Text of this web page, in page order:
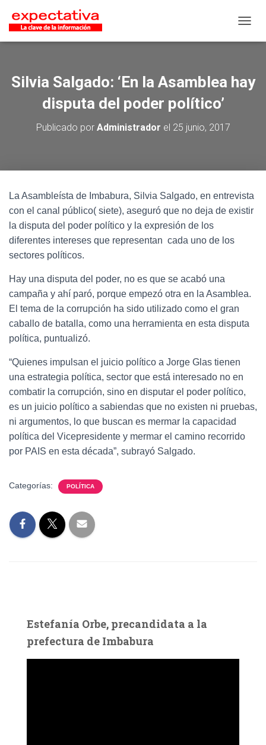
Silvia Salgado: ‘En la Asamblea hay
disputa del poder político’
Publicado por Administrador el 25 junio, 2017
La Asambleísta de Imbabura, Silvia Salgado, en entrevista
con el canal público( siete), aseguró que no deja de existir
la disputa del poder político y la expresión de los
diferentes intereses que representan cada uno de los
sectores políticos.
Hay una disputa del poder, no es que se acabó una
campaña y ahí paró, porque empezó otra en la Asamblea.
El tema de la corrupción ha sido utilizado como el gran
caballo de batalla, como una herramienta en esta disputa
política, puntualizó.
“Quienes impulsan el juicio político a Jorge Glas tienen
una estrategia política, sector que está interesado no en
combatir la corrupción, sino en disputar el poder político,
es un juicio político a sabiendas que no existen ni pruebas,
ni argumentos, lo que buscan es mermar la capacidad
política del Vicepresidente y mermar el camino recorrido
por PAIS en esta década”, subrayó Salgado.
Categorías: POLÍTICA
Estefanía Orbe, precandidata a la
prefectura de Imbabura